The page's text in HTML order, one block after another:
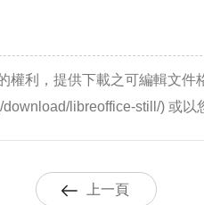
權利，提供下載之可編輯文
libreoffice-still/) 或以
上一頁